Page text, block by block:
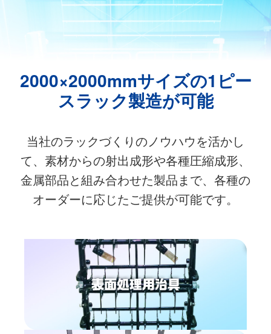
2000×2000mmサイズの1ピー
スラック製造が可能
当社のラックづくりのノウハウを活かし
て、素材からの射出成形や各種圧縮成形、
金属部品と組み合わせた製品まで、各種の
オーダーに応じたご提供が可能です。
表面